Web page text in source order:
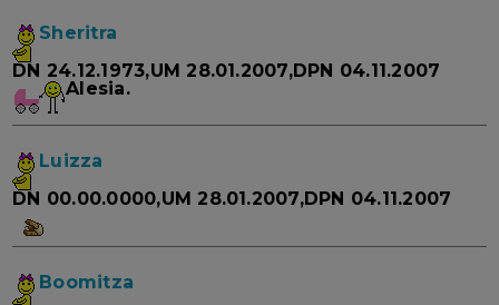
Sheritra
DN 24.12.1973,UM 28.01.2007,DPN 04.11.2007
Alesia.
Luizza
DN 00.00.0000,UM 28.01.2007,DPN 04.11.2007
Boomitza